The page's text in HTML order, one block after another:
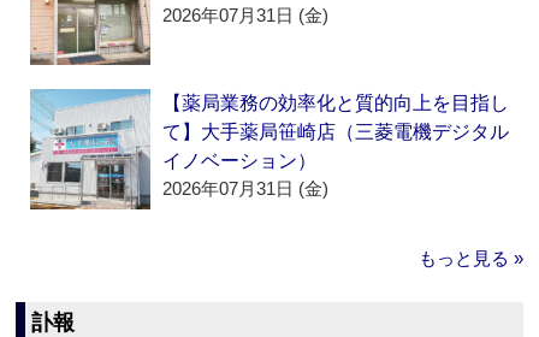
2026年07月31日 (金)
【薬局業務の効率化と質的向上を目指し
て】大手薬局笹崎店（三菱電機デジタル
イノベーション）
2026年07月31日 (金)
もっと見る »
訃報